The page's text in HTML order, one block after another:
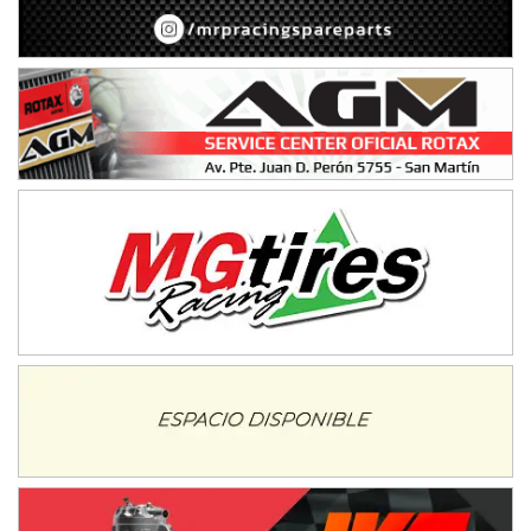
APAK - F6
Ciudad de Zárate (Asfalto)
Zárate (Buenos Aires)
PROKART METROPOLITANO - F1
Rubén Luis Di Palma (Asfalto)
Kartódromo AKPS (Asfalto)
Comodoro Rivadavia (Chubut)
Complejo Valentín Lauret (Tierra)
Villaguay (Entre Ríos)